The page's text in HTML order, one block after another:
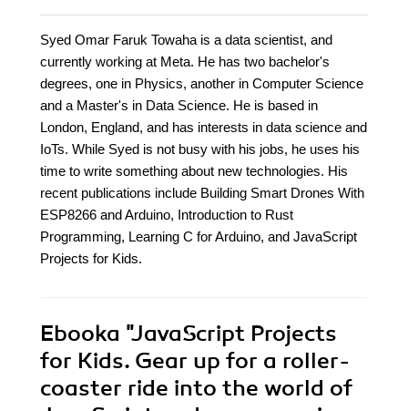
Syed Omar Faruk Towaha is a data scientist, and
currently working at Meta. He has two bachelor's
degrees, one in Physics, another in Computer Science
and a Master's in Data Science. He is based in
London, England, and has interests in data science and
IoTs. While Syed is not busy with his jobs, he uses his
time to write something about new technologies. His
recent publications include Building Smart Drones With
ESP8266 and Arduino, Introduction to Rust
Programming, Learning C for Arduino, and JavaScript
Projects for Kids.
Ebooka "JavaScript Projects
for Kids. Gear up for a roller-
coaster ride into the world of